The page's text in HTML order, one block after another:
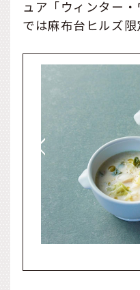
ュア「ウィンター
では麻布台ヒルズ限